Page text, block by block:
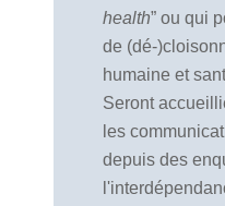
health” ou qui
de (dé-
humaine et
Seront
les
depuis des